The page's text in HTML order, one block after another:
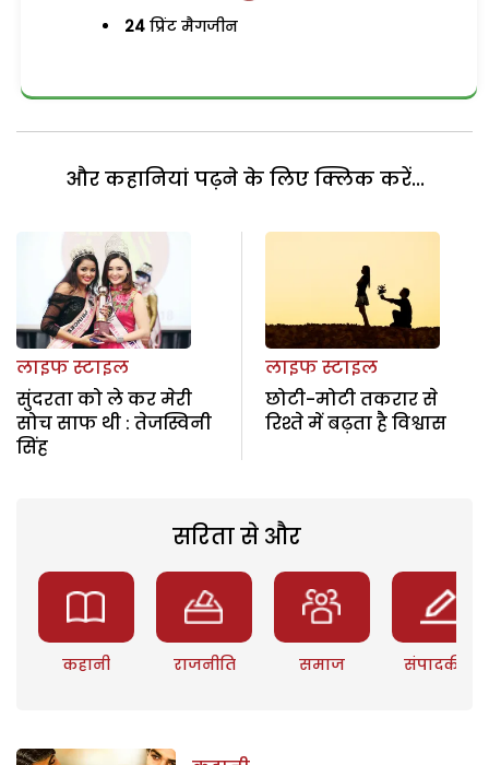
24 प्रिंट मैगजीन
और कहानियां पढ़ने के लिए क्लिक करें...
लाइफ स्टाइल
सुंदरता को ले कर मेरी
सोच साफ थी : तेजस्विनी
सिंह
लाइफ स्टाइल
छोटी-मोटी तकरार से
रिश्ते में बढ़ता है विश्वास
सरिता से और
कहानी राजनीति समाज संपादकीय